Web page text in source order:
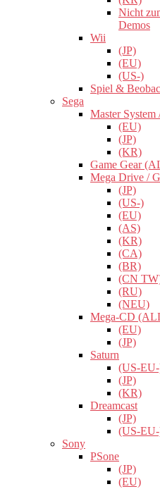
Nicht
Demos
Wii
(JP)
(EU)
(US-)
Spiel &
Sega
Master
(EU)
(JP)
(KR)
Game Gear
Mega Drive /
(JP)
(US-)
(EU)
(AS)
(KR)
(CA)
(BR)
(CN
(RU)
(NEU)
Mega-CD
(EU)
(JP)
Saturn
(US-
(JP)
(KR)
Dreamcast
(JP)
(US-
Sony
PSone
(JP)
(EU)